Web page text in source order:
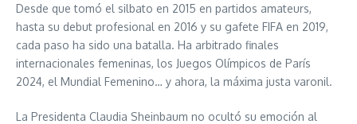
Desde que tomó el silbato en 2015 en partidos amateurs,
hasta su debut profesional en 2016 y su gafete FIFA en 2019,
cada paso ha sido una batalla. Ha arbitrado finales
internacionales femeninas, los Juegos Olímpicos de París
2024, el Mundial Femenino… y ahora, la máxima justa varonil.
La Presidenta Claudia Sheinbaum no ocultó su emoción al